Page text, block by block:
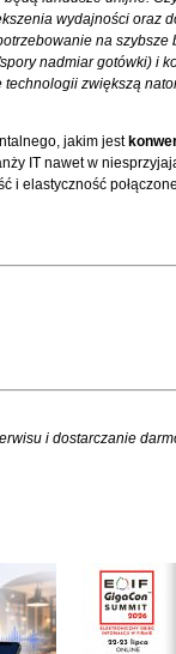
wydajności oraz
na szybsze
nadmiar gotówki) i
zwiększą
jakim jest
IT nawet w
i elastyczność
i dostarczanie